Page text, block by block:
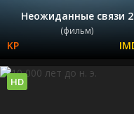
Неожиданные связи 2
(фильм)
HD